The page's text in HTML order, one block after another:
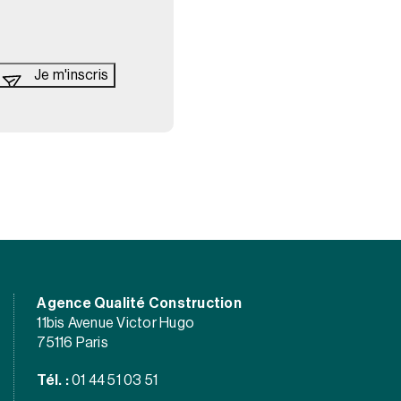
Agence Qualité Construction
11bis Avenue Victor Hugo
75116 Paris
Tél. : 01 44 51 03 51